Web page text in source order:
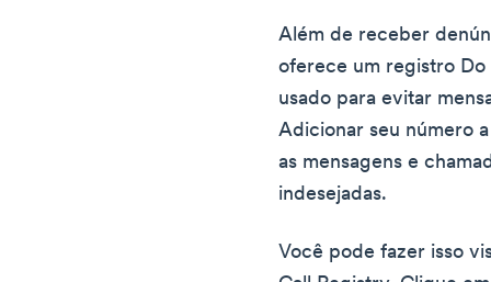
Além de receber
oferece um registro
usado para evitar
Adicionar seu número
as mensagens e
indesejadas.
Você pode fazer isso